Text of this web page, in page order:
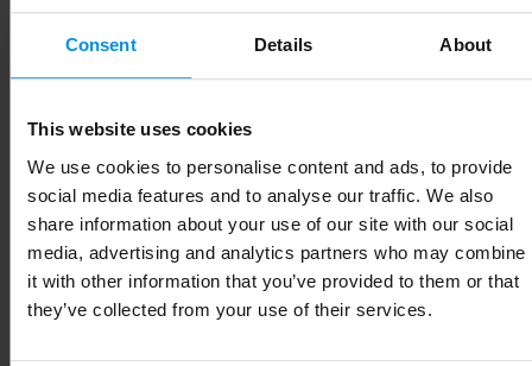
Consent Details About
This website uses cookies
We use cookies to personalise content and ads, to provide
social media features and to analyse our traffic. We also
share information about your use of our site with our social
media, advertising and analytics partners who may combine
it with other information that you’ve provided to them or that
they’ve collected from your use of their services.
Materiaal RPET
Hoogte 60 cm
Breedte 33 cm
Lengte 26 cm